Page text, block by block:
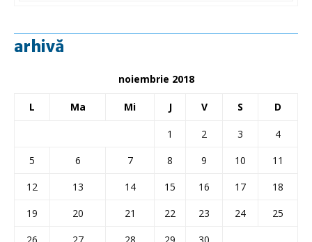
arhivă
noiembrie 2018
L Ma Mi J V S D
1 2 3
4
5
6 7 8 9 10
11
12
13 14 15 16 17
18
19
20 21 22 23 24
25